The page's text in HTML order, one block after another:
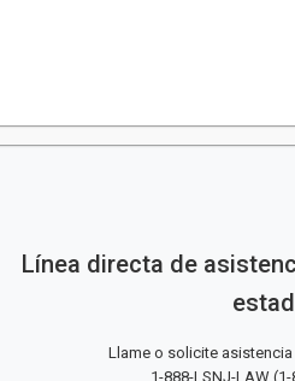
Línea directa de
Llame o solicite
1-888-LSNJ-LAW (1-